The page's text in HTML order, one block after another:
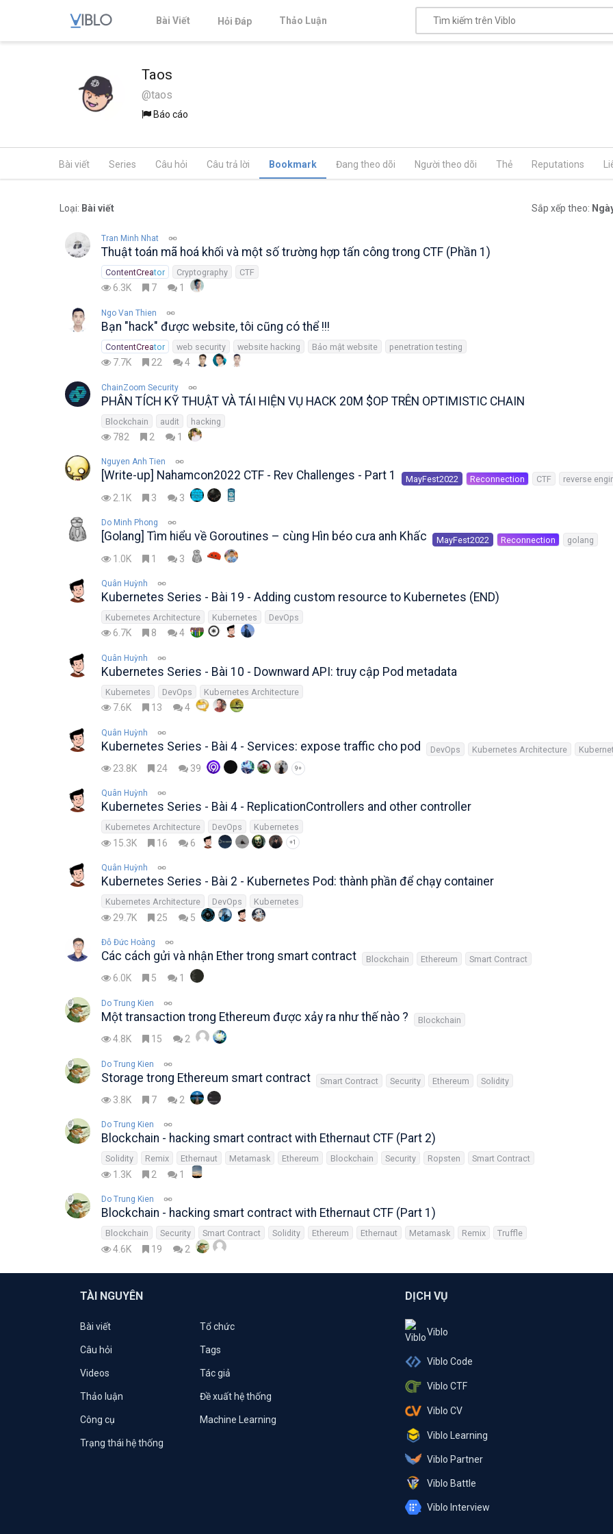
Bài Viết Hỏi Đáp Thảo Luận
Taos
@taos
Báo cáo
Bài viết Series Câu hỏi Câu trả lời Bookmark Đang theo dõi Người theo dõi Thẻ Reputations
Loại: Bài viết Sắp xếp theo:
Tran Minh Nhat
Thuật toán mã hoá khối và một số trường hợp tấn công trong CTF (Phần 1)
ContentCreator Cryptography CTF
6.3K 7 1
Ngo Van Thien
Bạn "hack" được website, tôi cũng có thể !!!
ContentCreator web security website hacking Bảo mật website penetration testing
7.7K 22 4
ChainZoom Security
PHÂN TÍCH KỸ THUẬT VÀ TÁI HIỆN VỤ HACK 20M $OP TRÊN OPTIMISTIC CHAIN
Blockchain audit hacking
782 2 1
Nguyen Anh Tien
[Write-up] Nahamcon2022 CTF - Rev Challenges - Part 1 MayFest2022 Reconnection CTF reverse
2.1K 3 3
Do Minh Phong
[Golang] Tìm hiểu về Goroutines – cùng Hìn béo cưa anh Khấc MayFest2022 Reconnection golang
1.0K 1 3
Quân Huỳnh
Kubernetes Series - Bài 19 - Adding custom resource to Kubernetes (END)
Kubernetes Architecture Kubernetes DevOps
6.7K 8 4
Quân Huỳnh
Kubernetes Series - Bài 10 - Downward API: truy cập Pod metadata
Kubernetes DevOps Kubernetes Architecture
7.6K 13 4
Quân Huỳnh
Kubernetes Series - Bài 4 - Services: expose traffic cho pod DevOps Kubernetes Architecture
23.8K 24 39 9+
Quân Huỳnh
Kubernetes Series - Bài 4 - ReplicationControllers and other controller
Kubernetes Architecture DevOps Kubernetes
15.3K 16 6 +1
Quân Huỳnh
Kubernetes Series - Bài 2 - Kubernetes Pod: thành phần để chạy container
Kubernetes Architecture DevOps Kubernetes
29.7K 25 5
Đỗ Đức Hoàng
Các cách gửi và nhận Ether trong smart contract Blockchain Ethereum Smart Contract
6.0K 5 1
Do Trung Kien
Một transaction trong Ethereum được xảy ra như thế nào ? Blockchain
4.8K 15 2
Do Trung Kien
Storage trong Ethereum smart contract Smart Contract Security Ethereum Solidity
3.8K 7 2
Do Trung Kien
Blockchain - hacking smart contract with Ethernaut CTF (Part 2)
Solidity Remix Ethernaut Metamask Ethereum Blockchain Security Ropsten Smart Contract
1.3K 2 1
Do Trung Kien
Blockchain - hacking smart contract with Ethernaut CTF (Part 1)
Blockchain Security Smart Contract Solidity Ethereum Ethernaut Metamask Remix Truffle
4.6K 19 2
TÀI NGUYÊN
Bài viết Tổ chức
Câu hỏi Tags
Videos Tác giả
Thảo luận Đề xuất hệ thống
Công cụ Machine Learning
Trạng thái hệ thống
DỊCH VỤ
Viblo
Viblo Code
Viblo CTF
Viblo CV
Viblo Learning
Viblo Partner
Viblo Battle
Viblo Interview